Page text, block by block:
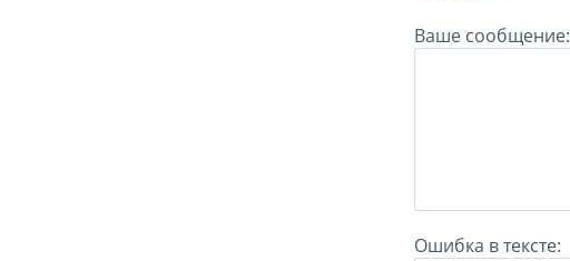
Ваше сообщение:
Ошибка в тексте: